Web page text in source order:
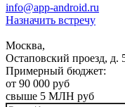
info@app-android.ru
Назначить встречу
Москва,
Остаповский проезд, д.
Примерный бюджет:
от 90 000 руб
свыше 5 МЛН руб